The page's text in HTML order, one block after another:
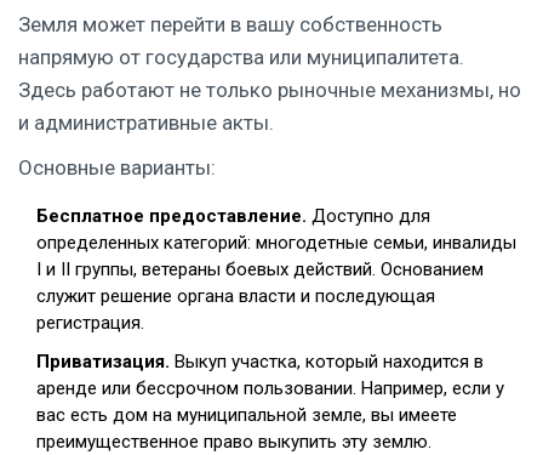
Земля может перейти в вашу собственность
напрямую от государства или муниципалитета.
Здесь работают не только рыночные механизмы, но
и административные акты.
Основные варианты:
Бесплатное предоставление. Доступно для
определенных категорий: многодетные семьи, инвалиды
I и II группы, ветераны боевых действий. Основанием
служит решение органа власти и последующая
регистрация.
Приватизация. Выкуп участка, который находится в
аренде или бессрочном пользовании. Например, если у
вас есть дом на муниципальной земле, вы имеете
преимущественное право выкупить эту землю.